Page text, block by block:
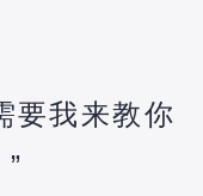
要我来教你